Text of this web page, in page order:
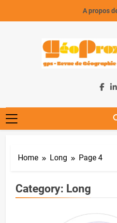
A propos
Home Long Page 4
Category: Long